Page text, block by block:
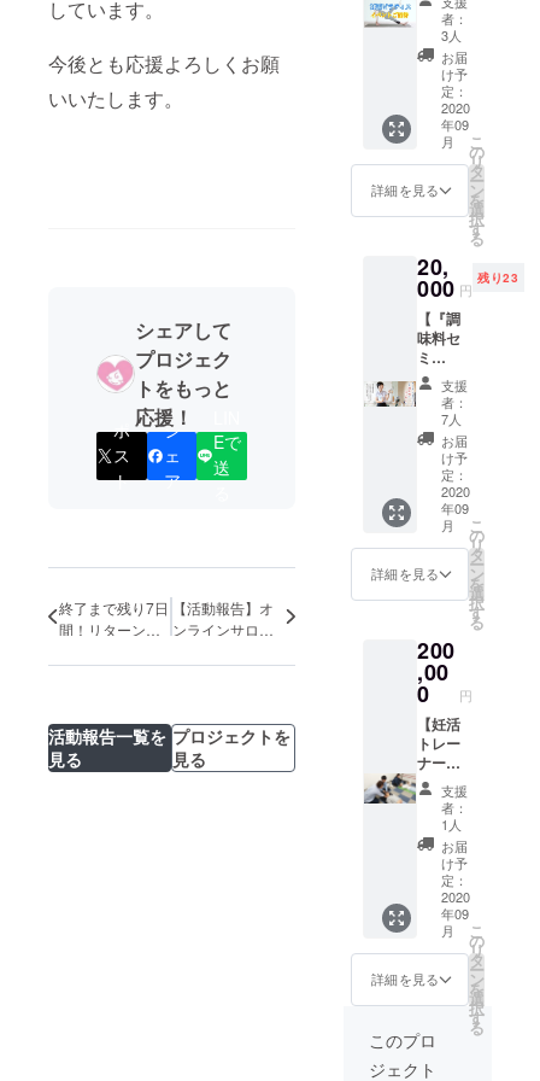
しています。
今後とも応援よろしくお願
いいたします。
シェアして
プロジェク
トをもっと
応援！
ポ
ス
ト
シ
ェ
ア
Eで
送
終了まで残り7日
間！リターンセ
【活動報告】オ
ンラインサロン
活動報告一覧を
見る
プロジェクトを
見る
トロゲ
ンとプ
ロゲス
テロン
という
女性ホ
ルモン
が血中
濃度が
上昇さ
の鬱血
や炎症
す事も
想定さ
れま
す。 生
活習慣
や食事
の改善
を通し
て子宮
筋腫・
生理痛
の予
善法を
電子書
ます。
るため
のコン
テンツ
配信し
ます。
＜コン
テンツ
内容＞
・血流
改善妊
底筋群
強化ピ
ラティ
ス ・授
かるダ
イエッ
トプロ
グラム
・体質
改善食
事プロ
グラ
ム な
いプロ
グラム
を随時
ラティ
ス初公
開イベ
ントへ
のご招
待
（zoom
参加あ
り）】
会場へ
のご招
待をし
各エク
ササイ
ズがど
こに効
果的な
のかを
説明し
ながら
実施、
他にも
自宅で
も出来
るよう
なセル
フケア
も公開
いたし
内容＞
・骨盤
内の血
流改善
ピラ
ティス
ピラ
ティス
初心者
歓迎！
３人の
インス
トラク
ターが
分かり
やすく
説明し
ます。
者：
3人
お届
け予
定：
2020
年09
月
詳細を見る
こ
の
リ
タ
ー
ン
を
選
択
す
る
20,
000 円
残り23
【『調
味料セ
ミ
ナー』
のご招
待＋特
選調味
料セッ
ト付
き】ど
なたで
もご参
加出来
ます。
調味
料エバ
リスト
下倉樹
先生の
人気の
調味料
セミ
ナーを
開催！
＜コン
テンツ
内容＞
・砂
糖、
塩、油
の自分
にあっ
た見直
しで、
自分基
準の調
味料選
びを知
る事が
支援
者：
7人
お届
け予
定：
2020
年09
月
詳細を見る
こ
の
リ
タ
ー
ン
を
選
択
す
る
200
,00
0 円
【妊活
トレー
ナー養
成コー
ス受講
権】 コ
ロナ渦
の中ス
トップ
してい
るセラ
ピスト
養成
コース
を個別
指導し
ます。
感染予
防のた
支援
者：
1人
お届
け予
定：
2020
年09
月
詳細を見る
こ
の
リ
タ
ー
ン
を
選
択
す
る
このプロ
ジェクト